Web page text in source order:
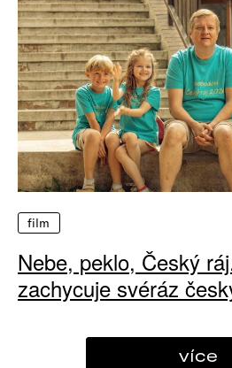
film
Nebe, peklo, Český
zachycuje svéráz
více